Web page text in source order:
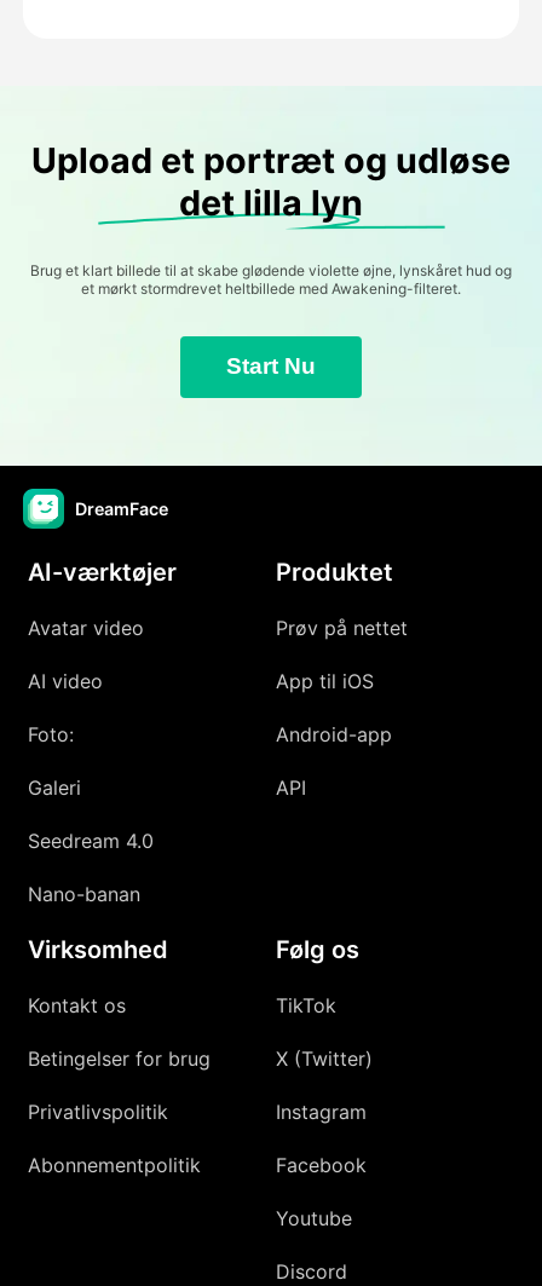
Upload et portræt og udløse
det lilla lyn
Brug et klart billede til at skabe glødende violette øjne, lynskåret hud og
et mørkt stormdrevet heltbillede med Awakening-filteret.
Start Nu
DreamFace
AI-værktøjer
Avatar video
AI video
Foto:
Galeri
Seedream 4.0
Nano-banan
Produktet
Prøv på nettet
App til iOS
Android-app
API
Virksomhed
Kontakt os
Betingelser for brug
Privatlivspolitik
Abonnementpolitik
Følg os
TikTok
X (Twitter)
Instagram
Facebook
Youtube
Discord